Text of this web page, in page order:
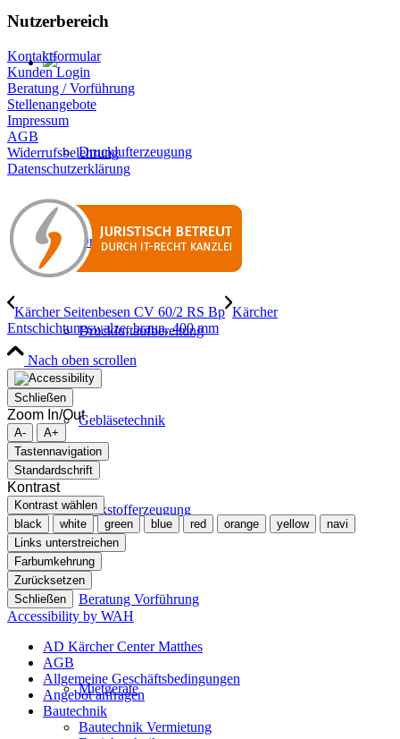
Drucklufterzeugung
Druckluftverteilung
Druckluftaufbereitung
Gebläsetechnik
Stickstofferzeugung
Beratung Vorführung
Mietgeräte
Nutzerbereich
Kontaktformular
Kunden Login
Beratung / Vorführung
Stellenangebote
Impressum
AGB
Widerrufsbelehrung
Datenschutzerklärung
Kärcher Seitenbesen CV 60/2 RS Bp Kärcher
Entschichtungswalze, braun, 400 mm
Nach oben scrollen
Schließen
Zoom In/Out
A-
A+
Tastennavigation
Standardschrift
Kontrast
Kontrast wählen
black
white green blue red orange yellow
navi
Links unterstreichen
Farbumkehrung
Zurücksetzen
Schließen
Accessibility by WAH
AD Kärcher Center Matthes
AGB
Allgemeine Geschäftsbedingungen
Angebot anfragen
Bautechnik
Bautechnik Vermietung